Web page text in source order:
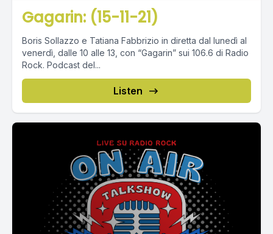
Gagarin: (15-11-21)
Boris Sollazzo e Tatiana Fabbrizio in diretta dal lunedì al
venerdì, dalle 10 alle 13, con “Gagarin” sui 106.6 di Radio
Rock. Podcast del...
Listen